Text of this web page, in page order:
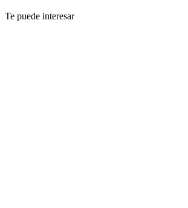
Te puede interesar